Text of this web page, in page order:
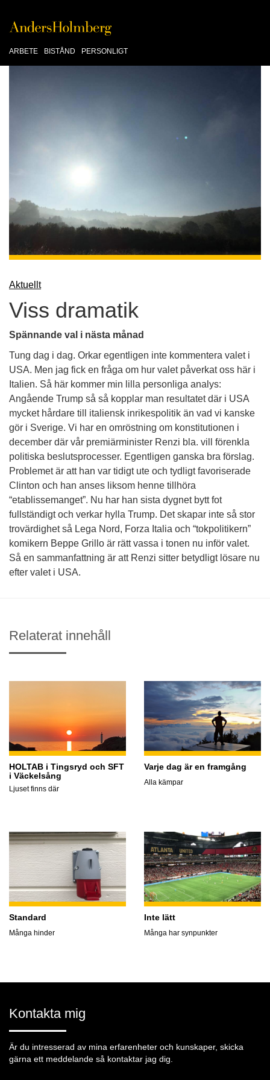
ARBETE BISTÅND PERSONLIGT
Aktuellt
Viss dramatik
Spännande val i nästa månad
Tung dag i dag. Orkar egentligen inte kommentera valet i
USA. Men jag fick en fråga om hur valet påverkat oss här i
Italien. Så här kommer min lilla personliga analys:
Angående Trump så så kopplar man resultatet där i USA
mycket hårdare till italiensk inrikespolitik än vad vi kanske
gör i Sverige. Vi har en omröstning om konstitutionen i
december där vår premiärminister Renzi bla. vill förenkla
politiska beslutsprocesser. Egentligen ganska bra förslag.
Problemet är att han var tidigt ute och tydligt favoriserade
Clinton och han anses liksom henne tillhöra
“etablissemanget”. Nu har han sista dygnet bytt fot
fullständigt och verkar hylla Trump. Det skapar inte så stor
trovärdighet så Lega Nord, Forza Italia och “tokpolitikern”
komikern Beppe Grillo är rätt vassa i tonen nu inför valet.
Så en sammanfattning är att Renzi sitter betydligt lösare nu
efter valet i USA.
Relaterat innehåll
HOLTAB i Tingsryd och SFT
i Väckelsång
Ljuset finns där
Varje dag är en framgång
Alla kämpar
Standard
Många hinder
Inte lätt
Många har synpunkter
Kontakta mig
Är du intresserad av mina erfarenheter och kunskaper, skicka
gärna ett meddelande så kontaktar jag dig.